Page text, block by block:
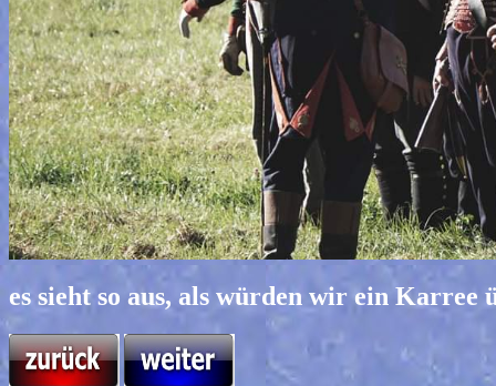
es sieht so aus, als würden wir ein